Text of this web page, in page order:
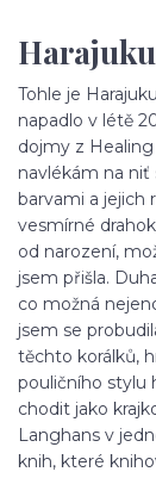
Tohle je
napadlo v létě
dojmy z
navlékám na niť
barvami a jejich
vesmírné
od narození,
jsem přišla.
co možná
jsem se
těchto korálků,
pouličního stylu
chodit jako
Langhans v
knih, které